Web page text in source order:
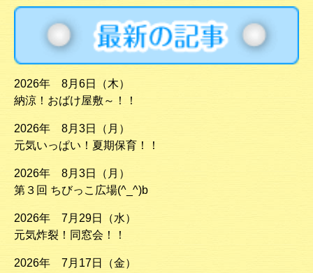
2026年 8月6日（木）
納涼！おばけ屋敷～！！
2026年 8月3日（月）
元気いっぱい！夏期保育！！
2026年 8月3日（月）
第３回 ちびっこ広場(^_^)b
2026年 7月29日（水）
元気炸裂！同窓会！！
2026年 7月17日（金）